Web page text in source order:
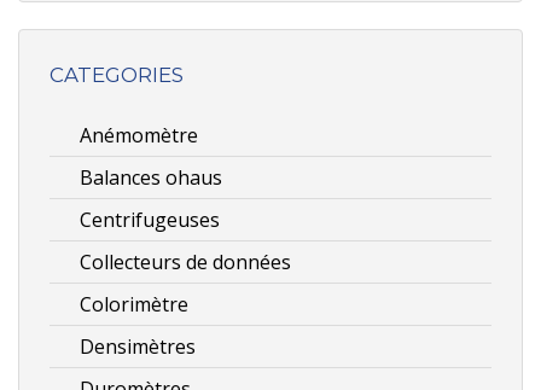
CATEGORIES
Anémomètre
Balances ohaus
Centrifugeuses
Collecteurs de données
Colorimètre
Densimètres